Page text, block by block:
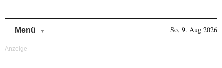
Menü So, 9. Aug 2026